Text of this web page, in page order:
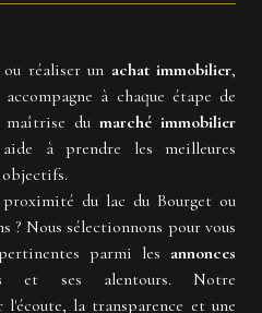
réaliser un achat immobilier,
à chaque étape de
maîtrise dumarché immobilier
à prendre les meilleures
du lac du Bourget ou
? Nous sélectionnons pour vous
parmi les annonces
et ses alentours. Notre
l'écoute, la transparence et une